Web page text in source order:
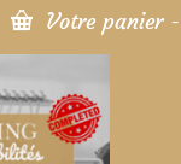
Votre panier -